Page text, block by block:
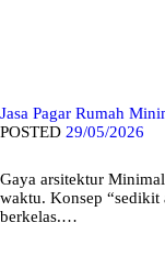
Jasa Pagar Rumah
POSTED 29/05/2026
Gaya arsitektur
waktu. Konsep “sedikit
berkelas.…